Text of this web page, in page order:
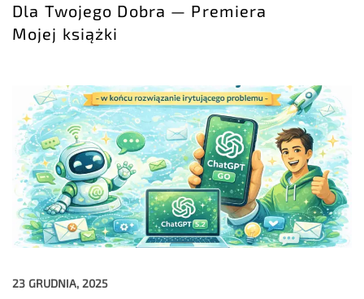
Dla Twojego Dobra — Premiera
Mojej książki
23 GRUDNIA, 2025